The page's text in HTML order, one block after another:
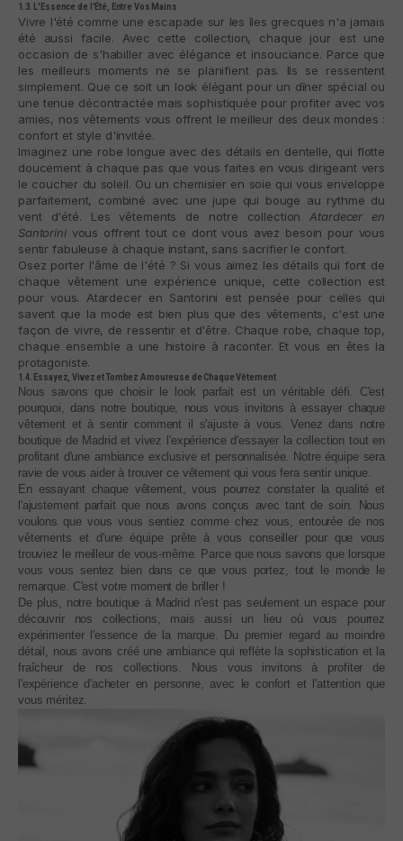
1.3. L'Essence de l'Été, Entre Vos Mains
Vivre l'été comme une escapade sur les îles grecques n'a jamais
été aussi facile. Avec cette collection, chaque jour est une
occasion de s'habiller avec élégance et insouciance. Parce que
les meilleurs moments ne se planifient pas. Ils se ressentent
simplement. Que ce soit un look élégant pour un dîner spécial ou
une tenue décontractée mais sophistiquée pour profiter avec vos
amies, nos vêtements vous offrent le meilleur des deux mondes :
confort et style d'invitée.
Imaginez une robe longue avec des détails en dentelle, qui flotte
doucement à chaque pas que vous faites en vous dirigeant vers
le coucher du soleil. Ou un chemisier en soie qui vous enveloppe
parfaitement, combiné avec une jupe qui bouge au rythme du
vent d'été. Les vêtements de notre collectionAtardecer en
Santorinivous offrent tout ce dont vous avez besoin pour vous
sentir fabuleuse à chaque instant, sans sacrifier le confort.
Osez porter l'âme de l'été ? Si vous aimez les détails qui font de
chaque vêtement une expérience unique, cette collection est
pour vous. Atardecer en Santorini est pensée pour celles qui
savent que la mode est bien plus que des vêtements, c'est une
façon de vivre, de ressentir et d'être. Chaque robe, chaque top,
chaque ensemble a une histoire à raconter. Et vous en êtes la
protagoniste.
1.4. Essayez, Vivez et Tombez Amoureuse de Chaque Vêtement
Nous savons que choisir le look parfait est un véritable défi. C'est
pourquoi, dans notre boutique, nous vous invitons à essayer chaque
vêtement et à sentir comment il s'ajuste à vous. Venez dans notre
boutique de Madrid et vivez l'expérience d'essayer la collection tout en
profitant d'une ambiance exclusive et personnalisée. Notre équipe sera
ravie de vous aider à trouver ce vêtement qui vous fera sentir unique.
En essayant chaque vêtement, vous pourrez constater la qualité et
l'ajustement parfait que nous avons conçus avec tant de soin. Nous
voulons que vous vous sentiez comme chez vous, entourée de nos
vêtements et d'une équipe prête à vous conseiller pour que vous
trouviez le meilleur de vous-même. Parce que nous savons que lorsque
vous vous sentez bien dans ce que vous portez, tout le monde le
remarque. C'est votre moment de briller !
De plus, notre boutique à Madrid n'est pas seulement un espace pour
découvrir nos collections, mais aussi un lieu où vous pourrez
expérimenter l'essence de la marque. Du premier regard au moindre
détail, nous avons créé une ambiance qui reflète la sophistication et la
fraîcheur de nos collections. Nous vous invitons à profiter de
l'expérience d'acheter en personne, avec le confort et l'attention que
vous méritez.